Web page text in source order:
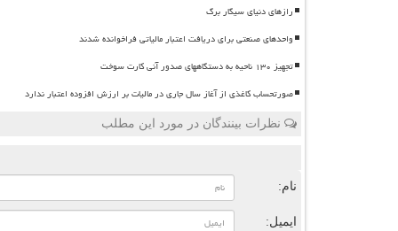
رازهای دنیای سیگار برگ
واحدهای صنعتی برای دریافت اعتبار مالیاتی فراخوانده شدند
تجهیز ۱۳۰ ناحیه به دستگاههای صدور آنی کارت سوخت
صورتحساب کاغذی از آغاز سال جاری در مالیات بر ارزش افزوده اعتبار ندارد
نظرات بینندگان در مورد این مطلب
نام:
ایمیل: